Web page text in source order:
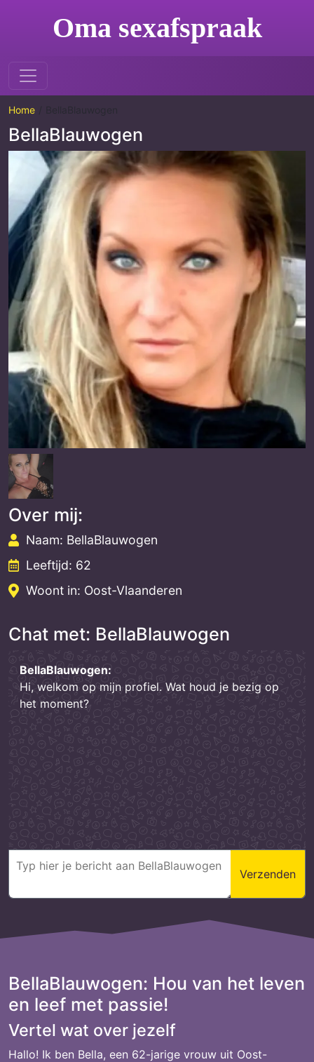
Oma sexafspraak
Home
BellaBlauwogen
Over mij:
Naam: BellaBlauwogen
Leeftijd: 62
Woont in: Oost-Vlaanderen
Chat met: BellaBlauwogen
BellaBlauwogen:
Hi, welkom op mijn profiel. Wat houd je bezig op
het moment?
Verzenden
BellaBlauwogen: Hou van het leven
en leef met passie!
Vertel wat over jezelf
Hallo! Ik ben Bella, een 62-jarige vrouw uit Oost-